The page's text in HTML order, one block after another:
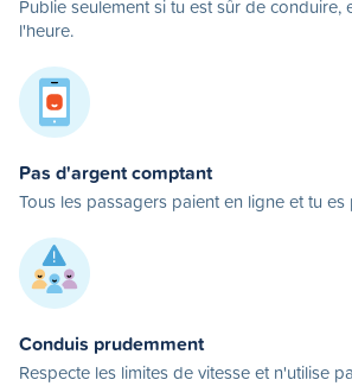
Publie seulement si tu est sûr de conduire,
l'heure.
Pas d'argent comptant
Tous les passagers paient en ligne et tu
Conduis prudemment
Respecte les limites de vitesse et n'utilise